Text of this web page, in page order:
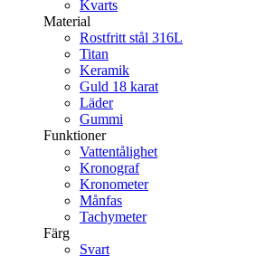
Kvarts
Material
Rostfritt stål 316L
Titan
Keramik
Guld 18 karat
Läder
Gummi
Funktioner
Vattentålighet
Kronograf
Kronometer
Månfas
Tachymeter
Färg
Svart